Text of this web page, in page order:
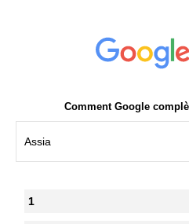
Comment Google
1